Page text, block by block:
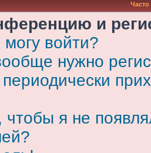
и
войти?
нужно
чтобы я не